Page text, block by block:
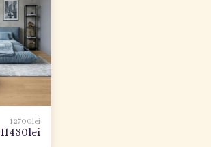
12700lei
11430lei